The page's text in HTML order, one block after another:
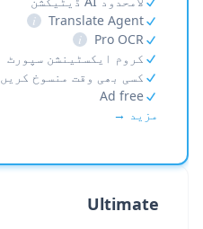
Translate Agent
i
Pro OCR
i
کروم ایکسٹینشن سپورٹ
کسی بھی وقت منسوخ کریں
Ad free
مزید →
Ultimate